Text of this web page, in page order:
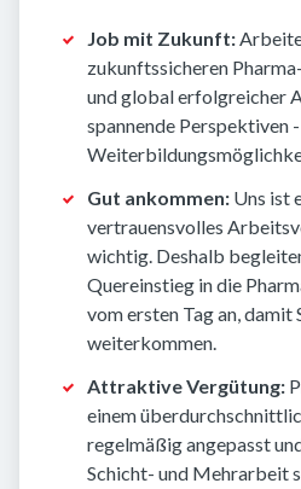
Job mit Zukunft:
zukunftssicheren
und global erfolgreicher
spannende Perspektiven
Gut ankommen: Uns ist
vertrauensvolles
wichtig. Deshalb
Quereinstieg in die
vom ersten Tag an, damit
weiterkommen.
Attraktive Vergütung:
einem
regelmäßig angepasst
Schicht- und Mehrarbeit